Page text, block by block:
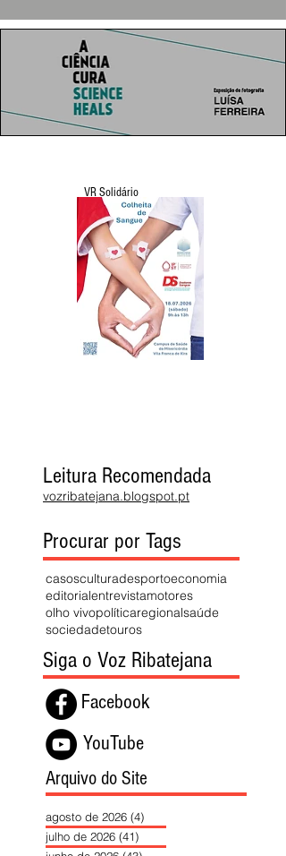
VR Solidário
Leitura Recomendada
vozribatejana.blogspot.pt
Procurar por Tags
casosculturadesportoeconomia
editorialentrevistamotores
olho vivopolíticaregionalsaúde
sociedadetouros
Siga o Voz Ribatejana
Facebook
YouTube
Arquivo do Site
agosto de 2026 (4)
julho de 2026 (41)